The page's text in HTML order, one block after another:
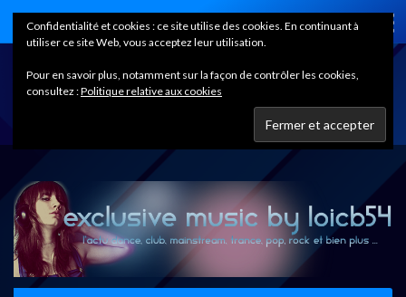
Home
Confidentialité et cookies : ce site utilise des cookies. En continuant à
utiliser ce site Web, vous acceptez leur utilisation.
Pour en savoir plus, notamment sur la façon de contrôler les cookies,
consultez :Politique relative aux cookies